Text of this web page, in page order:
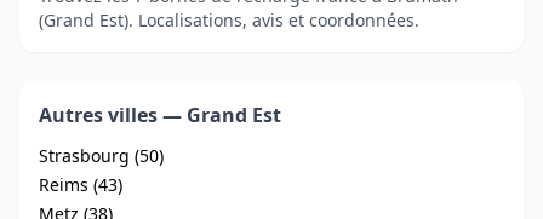
(Grand Est). Localisations, avis et coordonnées.
Autres villes — Grand Est
Strasbourg (50)
Reims (43)
Metz (38)